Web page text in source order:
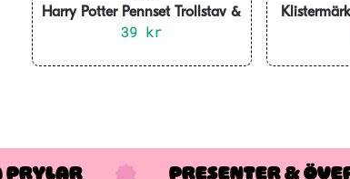
Harry Potter Pennset Trollstav &
Kvast
39 kr
PRYLAR PRESENTER &